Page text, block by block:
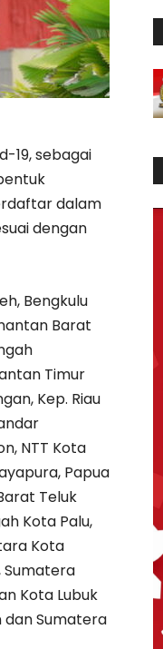
19, sebagai
dalam
dengan
Bengkulu
Barat
Timur
Kep. Riau
NTT Kota
Papua
Teluk
Kota Palu,
Kota
Sumatera
Kota Lubuk
dan Sumatera